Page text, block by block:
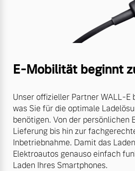
E-Mobilität beginnt
Unser offizieller Partner WALL-E
was Sie für die optimale
benötigen. Von der persönlichen
Lieferung bis hin zur
Inbetriebnahme. Damit das
Elektroautos genauso einfach
Laden Ihres Smartphones.